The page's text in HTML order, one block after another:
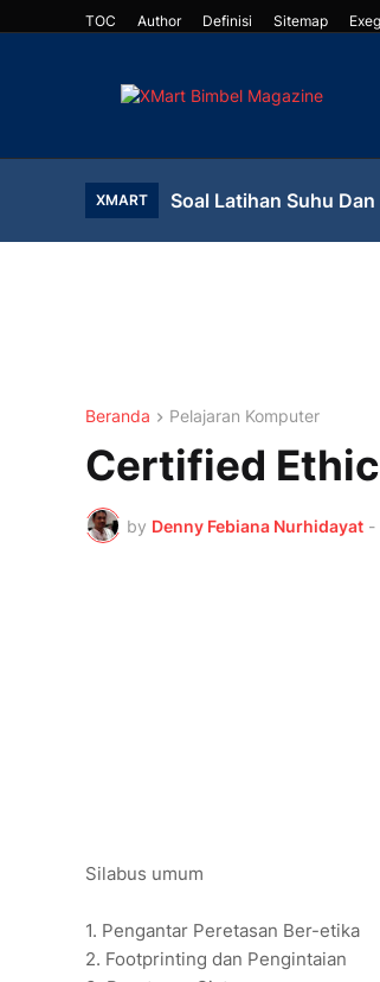
TOC Author Definisi Sitemap
XMART Soal Latihan Suhu
Beranda Pelajaran Komputer
Certified
by Denny Febiana Nurhidayat -
Silabus umum
1. Pengantar Peretasan Ber-etika
2. Footprinting dan Pengintaian